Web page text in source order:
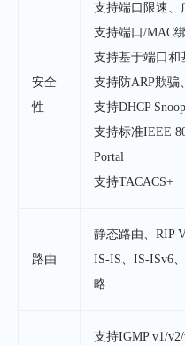
安全
性
支持端口限速、
支持端口/MAC
支持基于端口和
支持防ARP欺骗
支持DHCP
支持标准IEEE
Portal
支持TACACS+
路由
静态路由、RIP
IS-IS、IS-ISv6
略
支持IGMP v1/